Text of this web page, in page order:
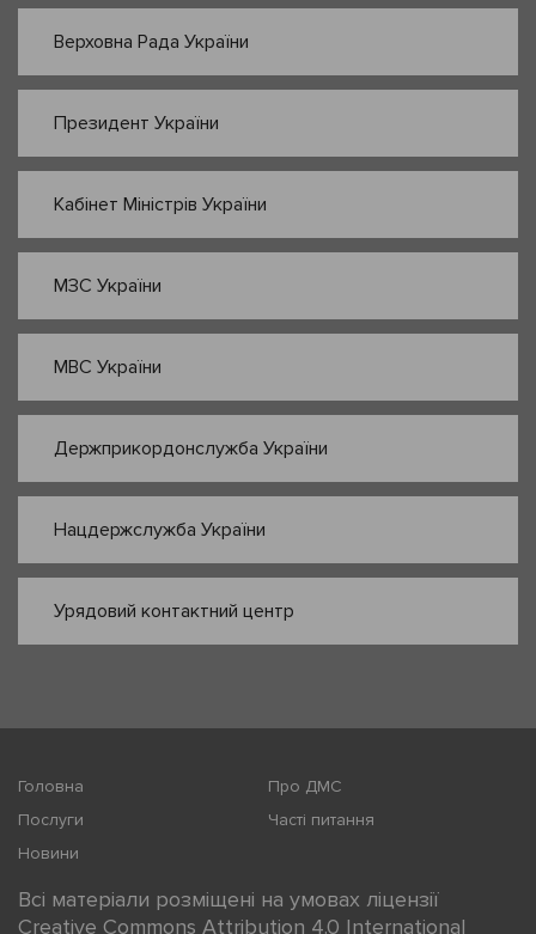
Верховна Рада України
Президент України
Кабінет Міністрів України
МЗС України
МВС України
Держприкордонслужба України
Нацдержслужба України
Урядовий контактний центр
Головна
Про ДМС
Послуги
Часті питання
Новини
Всі матеріали розміщені на умовах ліцензії
Creative Commons Attribution 4.0 International